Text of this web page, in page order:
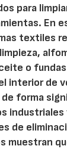
para
En
textiles
o fundas
interior de
forma
industriales
de
muestran